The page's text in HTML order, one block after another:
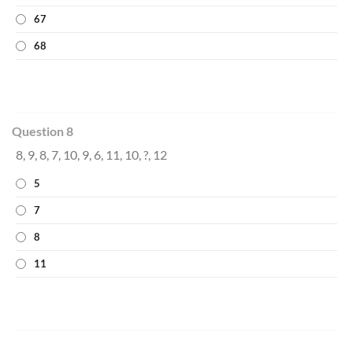
67
68
Question 8
8, 9, 8, 7, 10, 9, 6, 11, 10, ?, 12
5
7
8
11